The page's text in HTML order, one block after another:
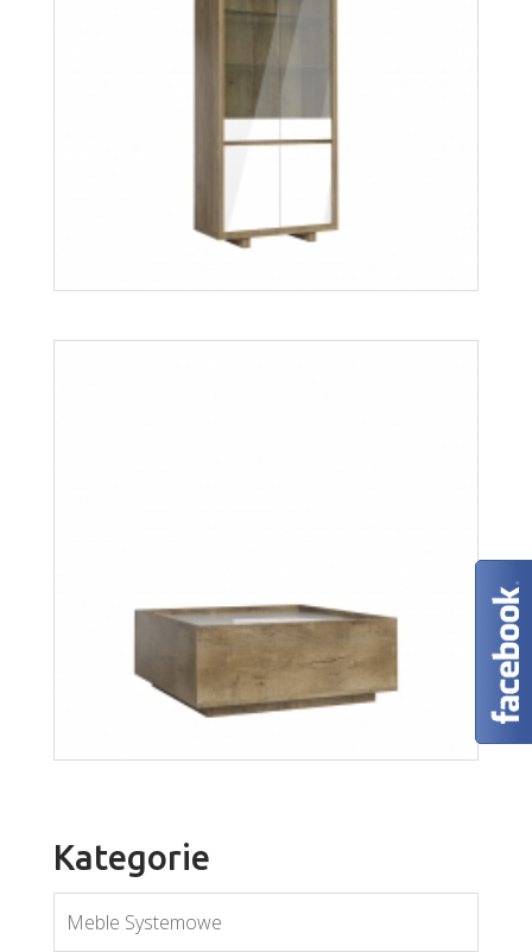
Aspen
Więcej
Aspen W2D
Więcej
Kategorie
Meble Systemowe